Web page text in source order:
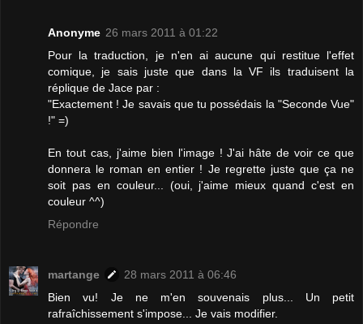
Anonyme 26 mars 2011 à 01:22
Pour la traduction, je n'en ai aucune qui restitue l'effet
comique, je sais juste que dans la VF ils traduisent la
réplique de Jace par :
"Exactement ! Je savais que tu possédais la "Seconde Vue"
!" =)
En tout cas, j'aime bien l'image ! J'ai hâte de voir ce que
donnera le roman en entier ! Je regrette juste que ça ne
soit pas en couleur... (oui, j'aime mieux quand c'est en
couleur ^^)
Répondre
martange
28 mars 2011 à 06:46
Bien vu! Je ne m'en souvenais plus... Un petit
rafraîchissement s'impose... Je vais modifier.